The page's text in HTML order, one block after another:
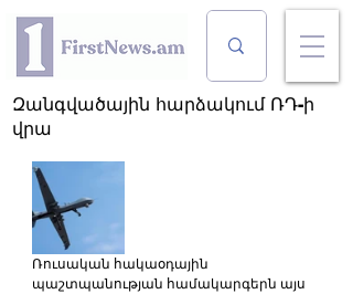
Զանգվածային հարձակում ՌԴ-ի
վրա
Ռուսական հակաօդային
պաշտպանության համակարգերն այս